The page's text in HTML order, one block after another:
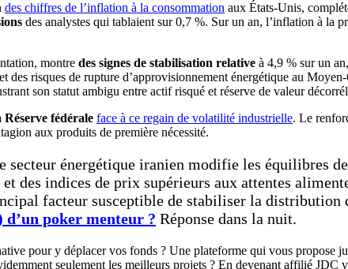
des chiffres de l’inflation à la consommation aux États-Unis,
des analystes qui tablaient sur 0,7 %. Sur un an, l’inflation à la
montre des signes de stabilisation relative à 4,9 % sur un
des risques de rupture d’approvisionnement énergétique au
son statut ambigu entre actif risqué et réserve de valeur
Réserve fédérale face à ce regain de volatilité industrielle. Le
aux produits de première nécessité.
secteur énergétique iranien modifie les équilibres
des indices de prix supérieurs aux attentes
facteur susceptible de stabiliser la
d’un poker menteur ? Réponse dans la nuit.
pour y déplacer vos fonds ? Une plateforme qui vous propose
seulement les meilleurs projets ? En devenant affilié JDC